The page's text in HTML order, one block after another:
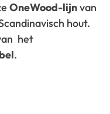
OneWood-lijnvan
hout.
het
.